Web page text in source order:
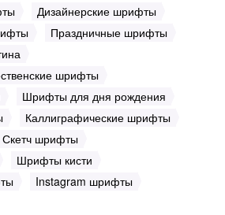
Дизайнерские шрифты
Праздничные шрифты
шрифты
Шрифты для дня рождения
Каллиграфические шрифты
Скетч шрифты
Шрифты кисти
Instagram шрифты